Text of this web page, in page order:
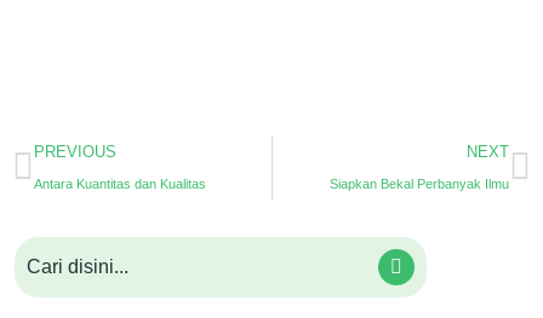
PREVIOUS
Antara Kuantitas dan Kualitas
NEXT
Siapkan Bekal Perbanyak Ilmu